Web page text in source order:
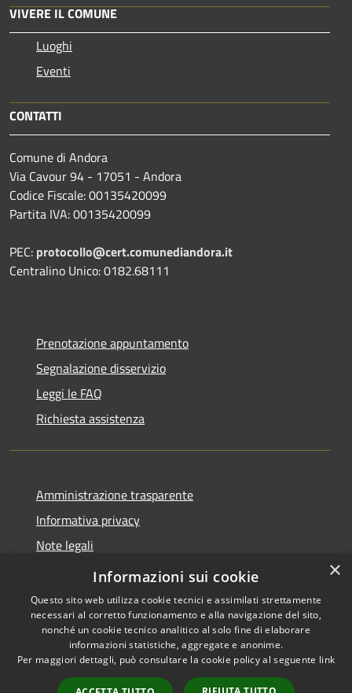
VIVERE IL COMUNE
Luoghi
Eventi
CONTATTI
Comune di Andora
Via Cavour 94 - 17051 - Andora
Codice Fiscale: 00135420099
Partita IVA: 00135420099
PEC: protocollo@cert.comunediandora.it
Centralino Unico: 0182.68111
Prenotazione appuntamento
Segnalazione disservizio
Leggi le FAQ
Richiesta assistenza
Amministrazione trasparente
Informativa privacy
Note legali
Dichiarazione di accessibilità
Accessibilità
Copyright © 2026 • Comune di
Andora • Powered by
Municipium• Accesso
×
Informazioni sui cookie
Questo sito web utilizza cookie tecnici e assimilati strettamente
necessari al corretto funzionamento e alla navigazione del sito,
nonché un cookie tecnico analitico al solo fine di elaborare
informazioni statistiche, aggregate e anonime.
Per maggiori dettagli, può consultare la cookie policy al seguente link